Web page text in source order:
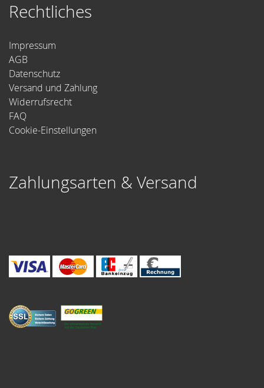
Rechtliches
Impressum
AGB
Datenschutz
Versand und Zahlung
Widerrufsrecht
FAQ
Cookie-Einstellungen
Zahlungsarten & Versand